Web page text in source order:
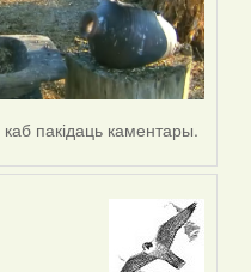
каб пакідаць каментары.